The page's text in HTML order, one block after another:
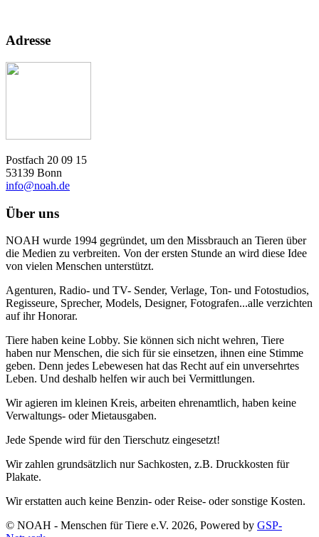
Adresse
Postfach 20 09 15
53139 Bonn
info@noah.de
Über uns
NOAH wurde 1994 gegründet, um den Missbrauch an Tieren über
die Medien zu verbreiten. Von der ersten Stunde an wird diese Idee
von vielen Menschen unterstützt.
Agenturen, Radio- und TV- Sender, Verlage, Ton- und Fotostudios,
Regisseure, Sprecher, Models, Designer, Fotografen...alle verzichten
auf ihr Honorar.
Tiere haben keine Lobby. Sie können sich nicht wehren, Tiere
haben nur Menschen, die sich für sie einsetzen, ihnen eine Stimme
geben. Denn jedes Lebewesen hat das Recht auf ein unversehrtes
Leben. Und deshalb helfen wir auch bei Vermittlungen.
Wir agieren im kleinen Kreis, arbeiten ehrenamtlich, haben keine
Verwaltungs- oder Mietausgaben.
Jede Spende wird für den Tierschutz eingesetzt!
Wir zahlen grundsätzlich nur Sachkosten, z.B. Druckkosten für
Plakate.
Wir erstatten auch keine Benzin- oder Reise- oder sonstige Kosten.
© NOAH - Menschen für Tiere e.V. 2026, Powered by GSP-